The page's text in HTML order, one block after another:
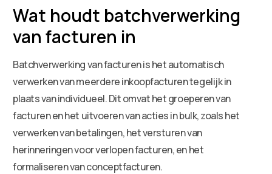
Wat houdt batchverwerking
van facturen in
Batchverwerking van facturen is het automatisch
verwerken van meerdere inkoopfacturen tegelijk in
plaats van individueel. Dit omvat het groeperen van
facturen en het uitvoeren van acties in bulk, zoals het
verwerken van betalingen, het versturen van
herinneringen voor verlopen facturen, en het
formaliseren van conceptfacturen.